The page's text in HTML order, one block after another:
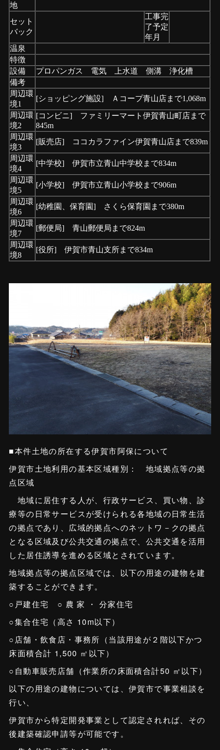
■本件土地の所在する伊賀市阿保について
伊賀市土地利用の基本区域種別： 地域拠点等の拠
点区域
地域に居住する人が、行政サービス、買い物、診
療等の日常サービスが受けられる各地域の日常生活
の拠点であり、広域的拠点へのネットワ－クの拠点
となる区域及び公共交通の拠点で、公共交通を活用
した居住誘導を進める区域とされています。
地域拠点等の拠点区域では、以下の用途の建物を建
築することができます。
○戸建住宅 ○ 農 家 ・ 分家住宅
○集合住宅（高さ 10m以下）
○店舗・飲食店・事務所（当該用途が２階以下かつ
床面積合計 1,500 ㎡以下）
○自動車販売店舗（作業所の床面積合計50 ㎡以下）
以下の用途の建物については、伊賀市で事業相談を
行い、
伊賀市から特定開発事業として認定されれば、その
後建築確認申請等が可能です。